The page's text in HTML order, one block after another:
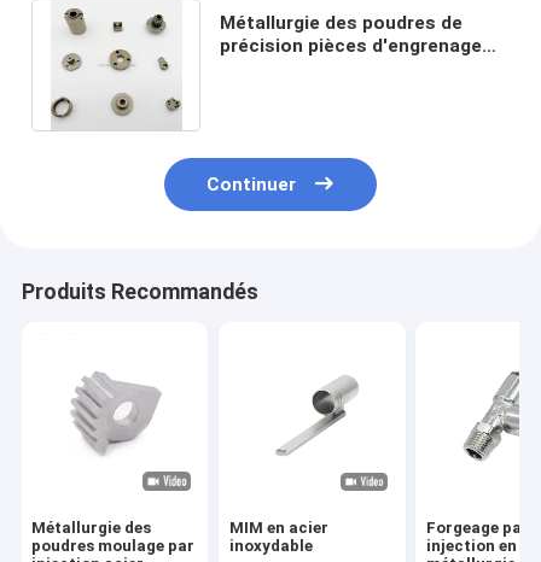
Métallurgie des poudres de
précision pièces d'engrenage
Continuer
Produits Recommandés
Métallurgie des
poudres moulage par
MIM en acier
inoxydable
Forgeage par
injection en